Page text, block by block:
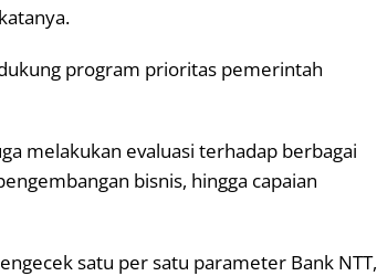
program prioritas pemerintah
melakukan evaluasi terhadap berbagai
bisnis, hingga capaian
satu per satu parameter Bank NTT,